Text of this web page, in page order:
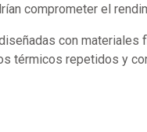
comprometer el
con materiales
térmicos repetidos y